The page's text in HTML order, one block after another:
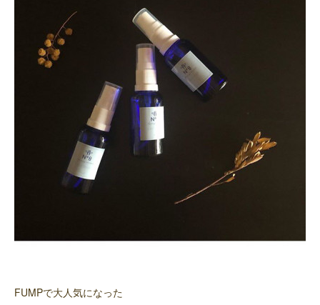
FUMPで大人気になった